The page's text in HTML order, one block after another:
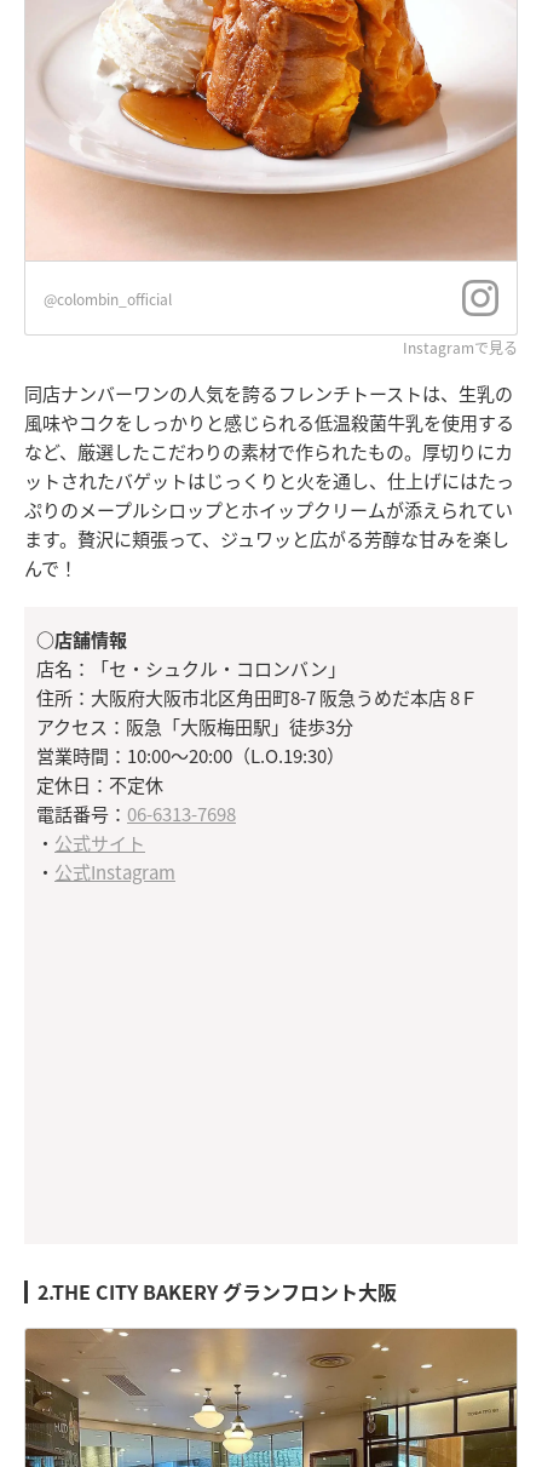
@colombin_official
Instagramで見る
同店ナンバーワンの人気を誇るフレンチトーストは、生乳の
風味やコクをしっかりと感じられる低温殺菌牛乳を使用する
など、厳選したこだわりの素材で作られたもの。厚切りにカ
ットされたバゲットはじっくりと火を通し、仕上げにはたっ
ぷりのメープルシロップとホイップクリームが添えられてい
ます。贅沢に頬張って、ジュワッと広がる芳醇な甘みを楽し
んで！
○店舗情報
店名：「セ・シュクル・コロンバン」
住所：大阪府大阪市北区角田町8-7 阪急うめだ本店 8Ｆ
アクセス：阪急「大阪梅田駅」徒歩3分
営業時間：10:00～20:00（L.O.19:30）
定休日：不定休
電話番号： 06-6313-7698
・ 公式サイト
・ 公式Instagram
2.THE CITY BAKERY グランフロント大阪